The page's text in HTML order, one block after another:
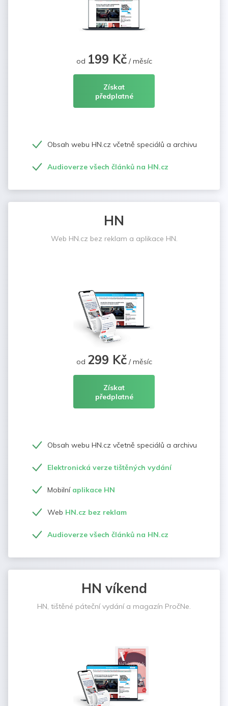
od 199 Kč/ měsíc
Získat
předplatné
Obsah webu HN.cz včetně speciálů a archivu
Audioverze všech článků na HN.cz
HN
Web HN.cz bez reklam a aplikace HN.
od 299 Kč/ měsíc
Získat
předplatné
Obsah webu HN.cz včetně speciálů a archivu
Elektronická verze tištěných vydání
Mobilní aplikace HN
Web HN.cz bez reklam
Audioverze všech článků na HN.cz
HN víkend
HN, tištěné páteční vydání a magazín PročNe.